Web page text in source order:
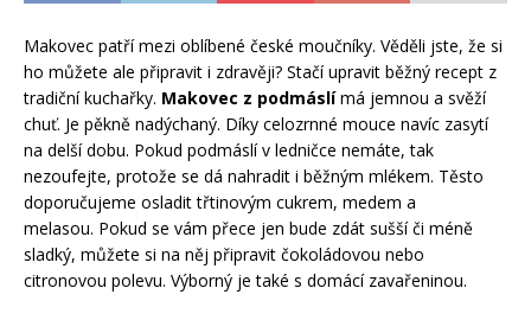
Makovec patří mezi oblíbené české moučníky. Věděli jste, že si
ho můžete ale připravit i zdravěji? Stačí upravit běžný recept z
tradiční kuchařky. Makovec z podmáslímá jemnou a svěží
chuť. Je pěkně nadýchaný. Díky celozrnné mouce navíc zasytí
na delší dobu. Pokud podmáslí v ledničce nemáte, tak
nezoufejte, protože se dá nahradit i běžným mlékem. Těsto
doporučujeme osladit třtinovým cukrem, medem a
melasou. Pokud se vám přece jen bude zdát sušší či méně
sladký, můžete si na něj připravit čokoládovou nebo
citronovou polevu. Výborný je také s domácí zavařeninou.